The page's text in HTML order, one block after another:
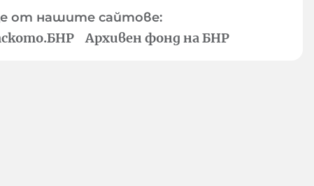
от нашите сайтове:
Архивен фонд на БНР